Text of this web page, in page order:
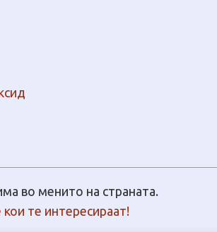
во менито на страната.
те интересираат!